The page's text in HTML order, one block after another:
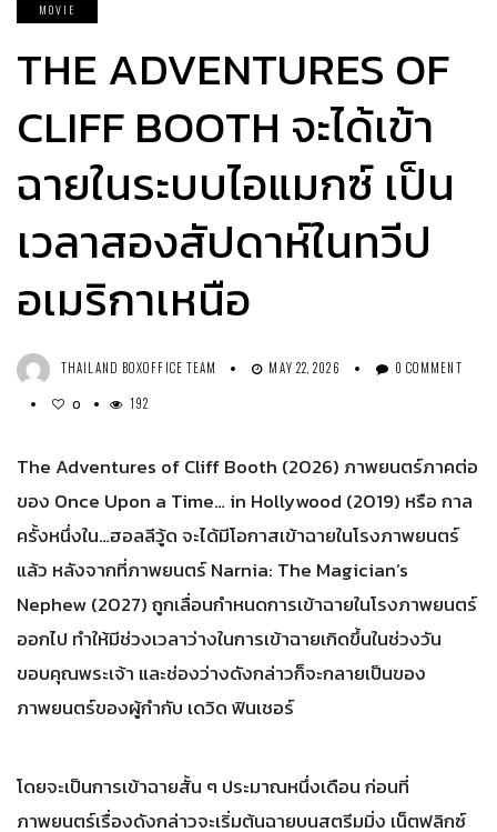
MOVIE
THE ADVENTURES OF
CLIFF BOOTH จะได้เข้า
ฉายในระบบไอแมกซ์ เป็น
เวลาสองสัปดาห์ในทวีป
อเมริกาเหนือ
THAILAND BOXOFFICE TEAM MAY 22, 2026 0 COMMENT
0 192
The Adventures of Cliff Booth (2026) ภาพยนตร์ภาคต่อ
ของ Once Upon a Time… in Hollywood (2019) หรือ กาล
ครั้งหนึ่งใน…ฮอลลีวู้ด จะได้มีโอกาสเข้าฉายในโรงภาพยนตร์
แล้ว หลังจากที่ภาพยนตร์ Narnia: The Magician’s
Nephew (2027) ถูกเลื่อนกำหนดการเข้าฉายในโรงภาพยนตร์
ออกไป ทำให้มีช่วงเวลาว่างในการเข้าฉายเกิดขึ้นในช่วงวัน
ขอบคุณพระเจ้า และช่องว่างดังกล่าวก็จะกลายเป็นของ
ภาพยนตร์ของผู้กำกับ เดวิด ฟินเชอร์
โดยจะเป็นการเข้าฉายสั้น ๆ ประมาณหนึ่งเดือน ก่อนที่
ภาพยนตร์เรื่องดังกล่าวจะเริ่มต้นฉายบนสตรีมมิ่ง เน็ตฟลิกซ์